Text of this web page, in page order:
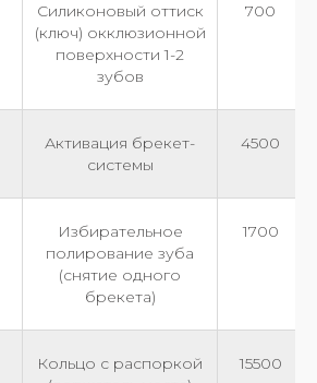
Силиконовый оттиск
(ключ) окклюзионной
поверхности 1-2
зубов
700
Активация брекет-
системы
4500
Избирательное
полирование зуба
(снятие одного
брекета)
1700
Кольцо с распоркой
15500